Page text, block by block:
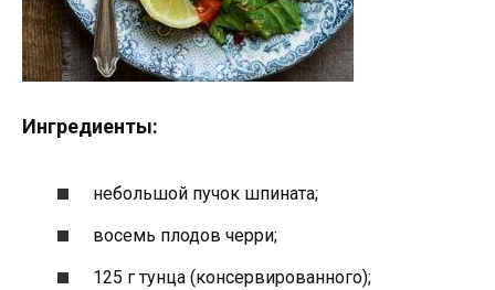
Ингредиенты:
небольшой пучок шпината;
восемь плодов черри;
125 г тунца (консервированного);